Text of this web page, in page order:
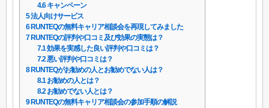
4.6キャンペーン
5法人向けサービス
6RUNTEQの無料キャリア相談会を再現してみました
7RUNTEQの評判や口コミ及び効果の実態は？
7.1効果を実感した良い評判や口コミは？
7.2悪い評判や口コミは？
8RUNTEQがお勧めの人とお勧めでない人は？
8.1お勧めの人とは？
8.2お勧めでない人とは？
9RUNTEQの無料キャリア相談会の参加手順の解説